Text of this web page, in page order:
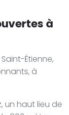
à
Étienne,
à
un haut lieu de